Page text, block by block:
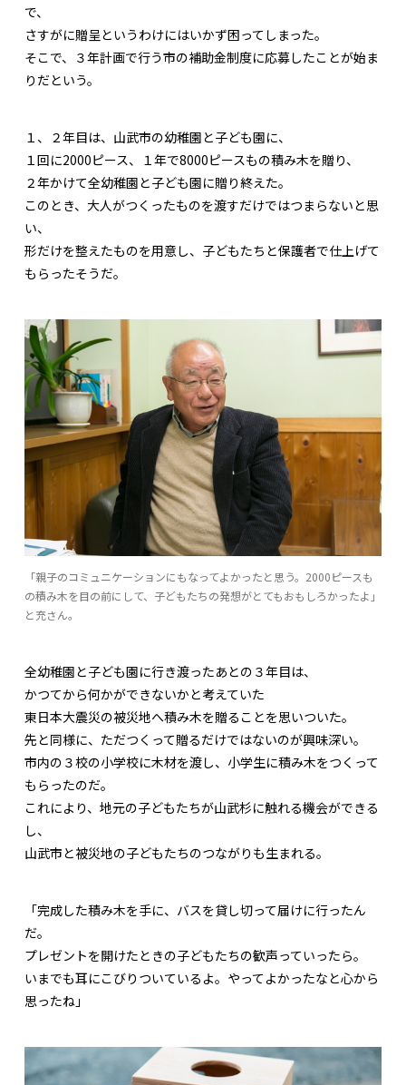
で、
さすがに贈呈というわけにはいかず困ってしまった。
そこで、３年計画で行う市の補助金制度に応募したことが始ま
りだという。
１、２年目は、山武市の幼稚園と子ども園に、
１回に2000ピース、１年で8000ピースもの積み木を贈り、
２年かけて全幼稚園と子ども園に贈り終えた。
このとき、大人がつくったものを渡すだけではつまらないと思
い、
形だけを整えたものを用意し、子どもたちと保護者で仕上げて
もらったそうだ。
「親子のコミュニケーションにもなってよかったと思う。2000ピースも
の積み木を目の前にして、子どもたちの発想がとてもおもしろかったよ」
と充さん。
全幼稚園と子ども園に行き渡ったあとの３年目は、
かつてから何かができないかと考えていた
東日本大震災の被災地へ積み木を贈ることを思いついた。
先と同様に、ただつくって贈るだけではないのが興味深い。
市内の３校の小学校に木材を渡し、小学生に積み木をつくって
もらったのだ。
これにより、地元の子どもたちが山武杉に触れる機会ができる
し、
山武市と被災地の子どもたちのつながりも生まれる。
「完成した積み木を手に、バスを貸し切って届けに行ったん
だ。
プレゼントを開けたときの子どもたちの歓声っていったら。
いまでも耳にこびりついているよ。やってよかったなと心から
思ったね」